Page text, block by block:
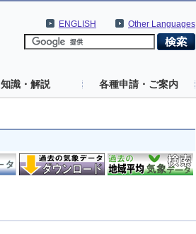
Other Languages
ENGLISH
知識・解説 各種申請・ご案内